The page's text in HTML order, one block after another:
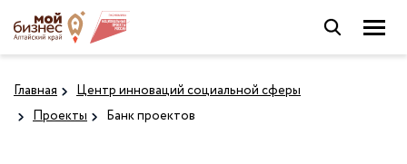
Главная
Центр инноваций социальной сферы
Проекты
Банк проектов